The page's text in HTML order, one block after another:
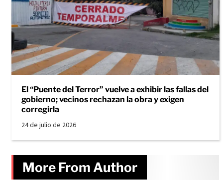
El “Puente del Terror” vuelve a exhibir las fallas del
gobierno; vecinos rechazan la obra y exigen
corregirla
24 de julio de 2026
More From Author